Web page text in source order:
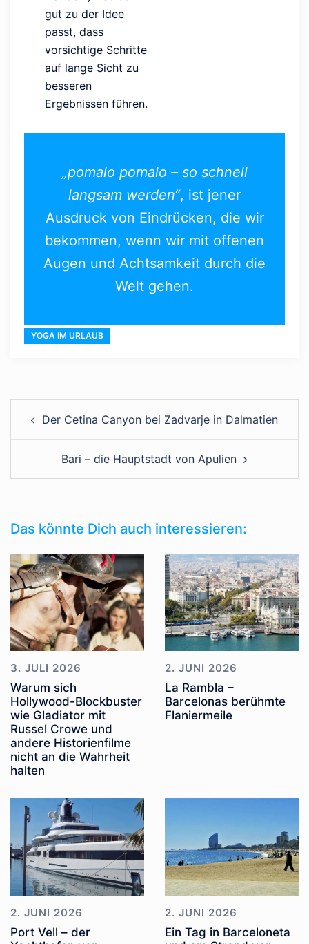
gut zu der Idee
passt, dass
vorsichtige Schritte
auf lange Sicht zu
besseren
Ergebnissen führen.
„pomalo pomalo – so schnell
langsam werden“, ist jener
Ausdruck von Eindrücken, die wir
bekommen, wenn wir mit offenen
Augen und Achtsamkeit durch die
Welt gehen.
YOGA IM URLAUB
Der Cetina Canyon bei Zadvarje in Dalmatien
Bari – die Hauptstadt von Apulien
Das könnte Dich auch interessieren:
3. JULI 2026
Warum sich
Hollywood-Blockbuster
wie Gladiator mit
Russel Crowe und
andere Historienfilme
nicht an die Wahrheit
halten
2. JUNI 2026
La Rambla –
Barcelonas berühmte
Flaniermeile
2. JUNI 2026
Port Vell – der
2. JUNI 2026
Ein Tag in Barceloneta